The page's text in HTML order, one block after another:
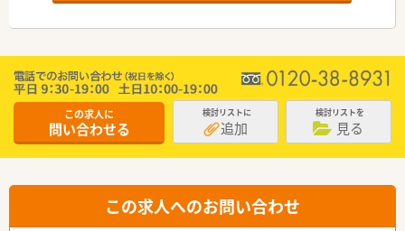
この求人に
問い合わせる
検討リストに
追加
検討リストを
見る
この求人へのお問い合わせ